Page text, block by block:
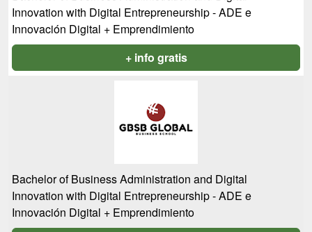
Innovation with Digital Entrepreneurship - ADE e
Innovación Digital + Emprendimiento
+ info gratis
Bachelor of Business Administration and Digital
Innovation with Digital Entrepreneurship - ADE e
Innovación Digital + Emprendimiento